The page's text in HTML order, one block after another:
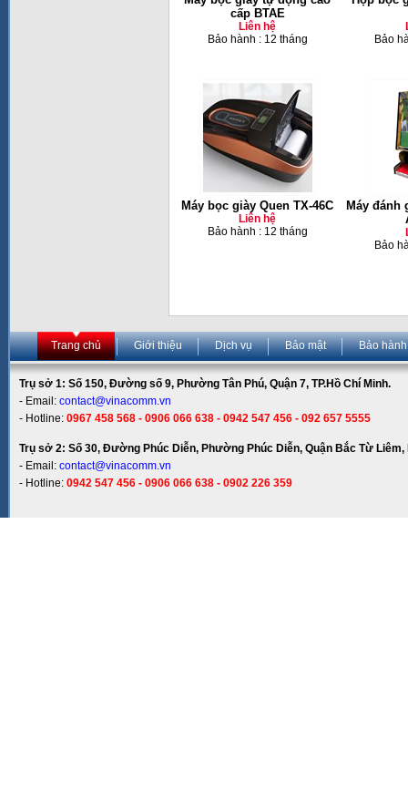
cấp BTAE
Liên hệ
Bảo hành : 12 tháng
Bảo
Máy bọc giày Quen TX-46C
Liên hệ
Bảo hành : 12 tháng
Máy đánh
Bảo
Trang chủ Giới thiệu Dịch vụ Bảo mật Bảo hành
Trụ sở 1: Số 150, Đường số 9, Phường Tân Phú, Quận 7, TP.Hồ Chí Minh.
- Email: contact@vinacomm.vn
- Hotline: 0967 458 568 - 0906 066 638 - 0942 547 456 - 092 657 5555
Trụ sở 2: Số 30, Đường Phúc Diễn, Phường Phúc Diễn, Quận Bắc Từ Liêm,
- Email: contact@vinacomm.vn
- Hotline: 0942 547 456 - 0906 066 638 - 0902 226 359